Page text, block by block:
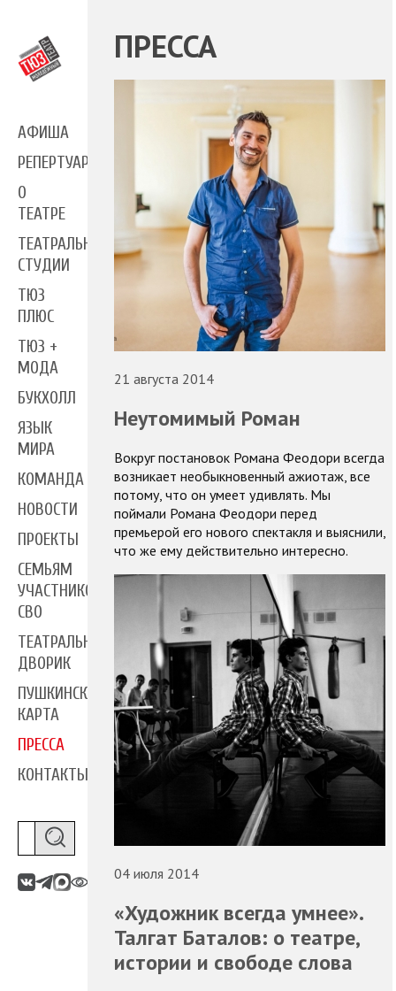
АФИША
РЕПЕРТУАР
О
ТЕАТРЕ
ТЕАТРАЛЬНЫЕ
СТУДИИ
ТЮЗ
ПЛЮС
ТЮЗ +
МОДА
БУКХОЛЛ
ЯЗЫК
МИРА
КОМАНДА
НОВОСТИ
ПРОЕКТЫ
СЕМЬЯМ
УЧАСТНИКОВ
СВО
ТЕАТРАЛЬНЫЙ
ДВОРИК
ПУШКИНСКАЯ
КАРТА
ПРЕССА
КОНТАКТЫ
ПРЕССА
21 августа 2014
Неутомимый Роман
Вокруг постановок Романа Феодори всегда
возникает необыкновенный ажиотаж, все
потому, что он умеет удивлять. Мы
поймали Романа Феодори перед
премьерой его нового спектакля и выяснили,
что же ему действительно интересно.
04 июля 2014
«Художник всегда умнее».
Талгат Баталов: о театре,
истории и свободе слова